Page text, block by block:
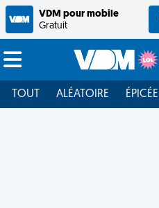
VDM pour mobile
Gratuit
TOUT ALÉATOIRE ÉPICÉE